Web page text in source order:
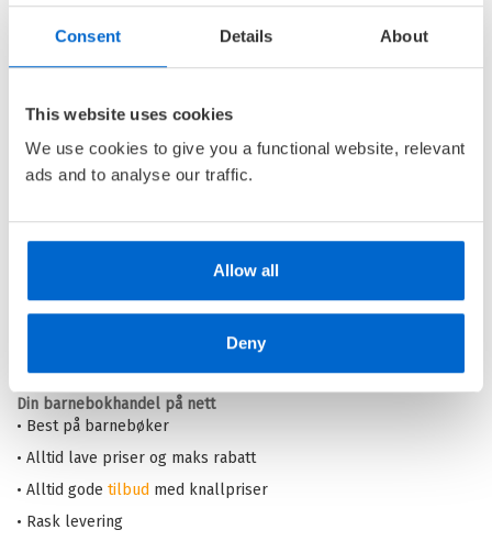
Consent Details About
This website uses cookies
We use cookies to give you a functional website, relevant
ads and to analyse our traffic.
Allow all
Deny
KAREN PIRIE /
Heftet
Barnas Egen Bokverden – 100% leselyst!
Din barnebokhandel på nett
• Best på barnebøker
• Alltid lave priser og maks rabatt
• Alltid gode tilbud med knallpriser
• Rask levering